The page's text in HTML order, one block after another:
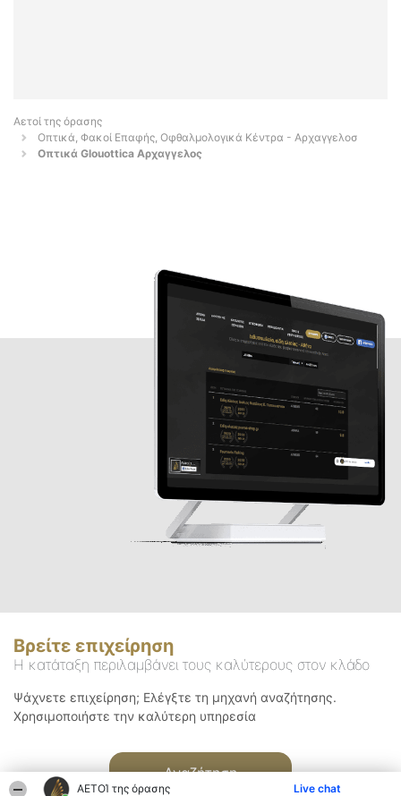
ΑΕΤΟΊ της όρασης Live chat
Αετοί της όρασης
Οπτικά, Φακοί Επαφής, Οφθαλμολογικά Κέντρα - Αρχαγγελοσ
Οπτικά Glouottica Αρχαγγελος
Βρείτε επιχείρηση
Η κατάταξη περιλαμβάνει τους καλύτερους στον κλάδο
Ψάχνετε επιχείρηση; Ελέγξτε τη μηχανή αναζήτησης.
Χρησιμοποιήστε την καλύτερη υπηρεσία
Αναζήτηση